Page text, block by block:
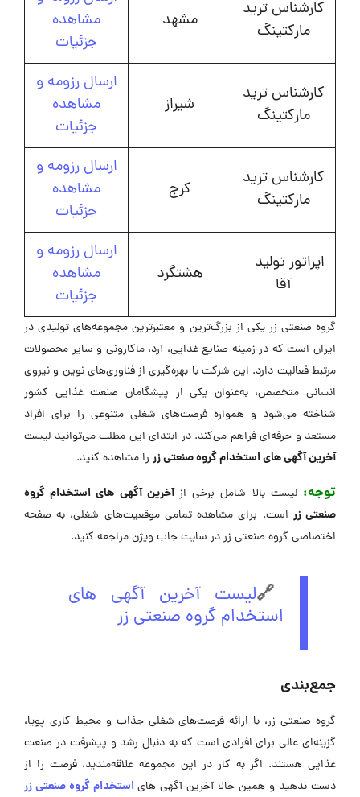
کارشناس ترید
مارکتینگ
مشهد
مشاهده
جزئیات
کارشناس ترید
مارکتینگ
شیراز
ارسال رزومه و
مشاهده
جزئیات
کارشناس ترید
مارکتینگ
کرج
ارسال رزومه و
مشاهده
جزئیات
اپراتور تولید –
آقا
هشتگرد
ارسال رزومه و
مشاهده
جزئیات
گروه صنعتی زر یکی از بزرگ‌ترین و معتبرترین مجموعه‌های تولیدی در
ایران است که در زمینه صنایع غذایی، آرد، ماکارونی و سایر محصولات
مرتبط فعالیت دارد. این شرکت با بهره‌گیری از فناوری‌های نوین و نیروی
انسانی متخصص، به‌عنوان یکی از پیشگامان صنعت غذایی کشور
شناخته می‌شود و همواره فرصت‌های شغلی متنوعی را برای افراد
مستعد و حرفه‌ای فراهم می‌کند. در ابتدای این مطلب می‌توانید لیست
آخرین آگهی های استخدام گروه صنعتی زر را مشاهده کنید.
توجه: لیست بالا شامل برخی از آخرین آگهی های استخدام گروه
صنعتی زر است. برای مشاهده تمامی موقعیت‌های شغلی، به صفحه
اختصاصی گروه صنعتی زر در سایت جاب ویژن مراجعه کنید.
🔗لیست آخرین آگهی های
استخدام گروه صنعتی زر
جمع‌بندی
گروه صنعتی زر، با ارائه فرصت‌های شغلی جذاب و محیط کاری پویا،
گزینه‌ای عالی برای افرادی است که به دنبال رشد و پیشرفت در صنعت
غذایی هستند. اگر به کار در این مجموعه علاقه‌مندید، فرصت را از
دست ندهید و همین حالا آخرین آگهی هایاستخدام گروه صنعتی زر